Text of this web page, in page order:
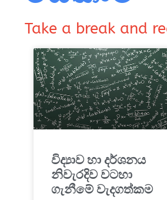
Take a break and
විද්‍යාව හා දර්ශනය
නිවැරදිව වටහා
ගැනීමේ වැදගත්කම